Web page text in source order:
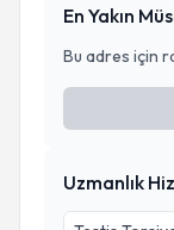
En Yakın
Bu adres için
Uzmanlık